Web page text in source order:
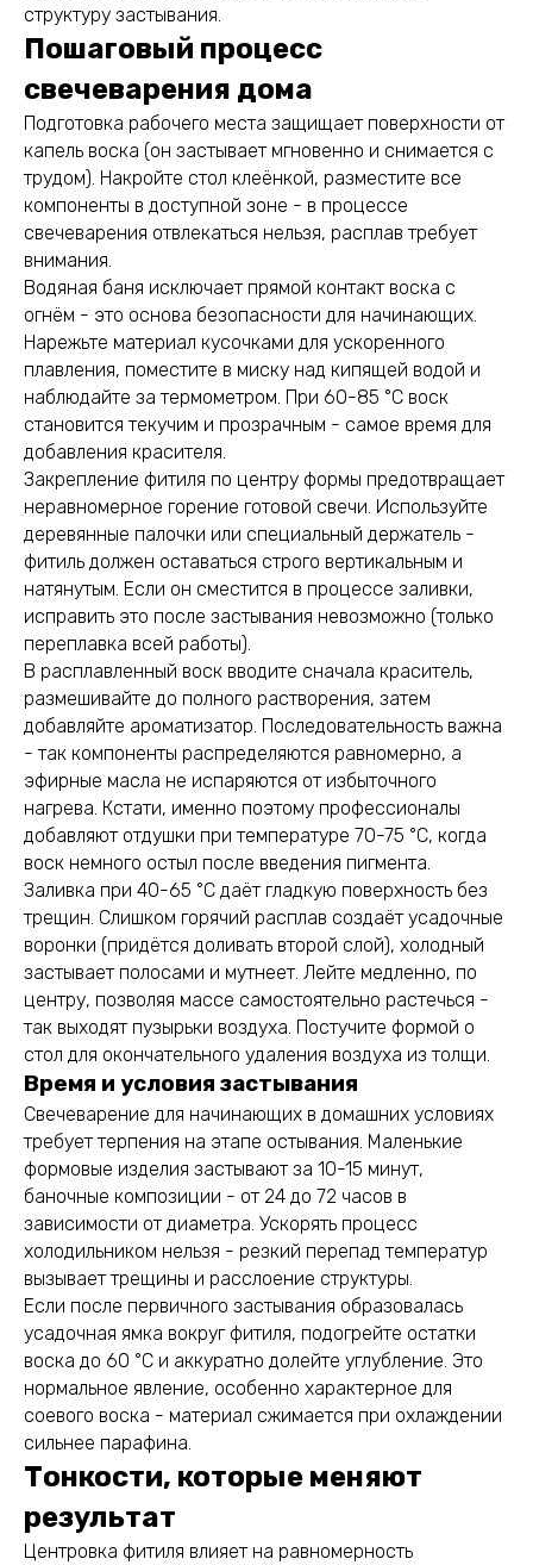
структуру застывания.
Пошаговый процесс
свечеварения дома
Подготовка рабочего места защищает поверхности от
капель воска (он застывает мгновенно и снимается с
трудом). Накройте стол клеёнкой, разместите все
компоненты в доступной зоне - в процессе
свечеварения отвлекаться нельзя, расплав требует
внимания.
Водяная баня исключает прямой контакт воска с
огнём - это основа безопасности для начинающих.
Нарежьте материал кусочками для ускоренного
плавления, поместите в миску над кипящей водой и
наблюдайте за термометром. При 60-85 °C воск
становится текучим и прозрачным - самое время для
добавления красителя.
Закрепление фитиля по центру формы предотвращает
неравномерное горение готовой свечи. Используйте
деревянные палочки или специальный держатель -
фитиль должен оставаться строго вертикальным и
натянутым. Если он сместится в процессе заливки,
исправить это после застывания невозможно (только
переплавка всей работы).
В расплавленный воск вводите сначала краситель,
размешивайте до полного растворения, затем
добавляйте ароматизатор. Последовательность важна
- так компоненты распределяются равномерно, а
эфирные масла не испаряются от избыточного
нагрева. Кстати, именно поэтому профессионалы
добавляют отдушки при температуре 70-75 °C, когда
воск немного остыл после введения пигмента.
Заливка при 40-65 °C даёт гладкую поверхность без
трещин. Слишком горячий расплав создаёт усадочные
воронки (придётся доливать второй слой), холодный
застывает полосами и мутнеет. Лейте медленно, по
центру, позволяя массе самостоятельно растечься -
так выходят пузырьки воздуха. Постучите формой о
стол для окончательного удаления воздуха из толщи.
Время и условия застывания
Свечеварение для начинающих в домашних условиях
требует терпения на этапе остывания. Маленькие
формовые изделия застывают за 10-15 минут,
баночные композиции - от 24 до 72 часов в
зависимости от диаметра. Ускорять процесс
холодильником нельзя - резкий перепад температур
вызывает трещины и расслоение структуры.
Если после первичного застывания образовалась
усадочная ямка вокруг фитиля, подогрейте остатки
воска до 60 °C и аккуратно долейте углубление. Это
нормальное явление, особенно характерное для
соевого воска - материал сжимается при охлаждении
сильнее парафина.
Тонкости, которые меняют
результат
Центровка фитиля влияет на равномерность